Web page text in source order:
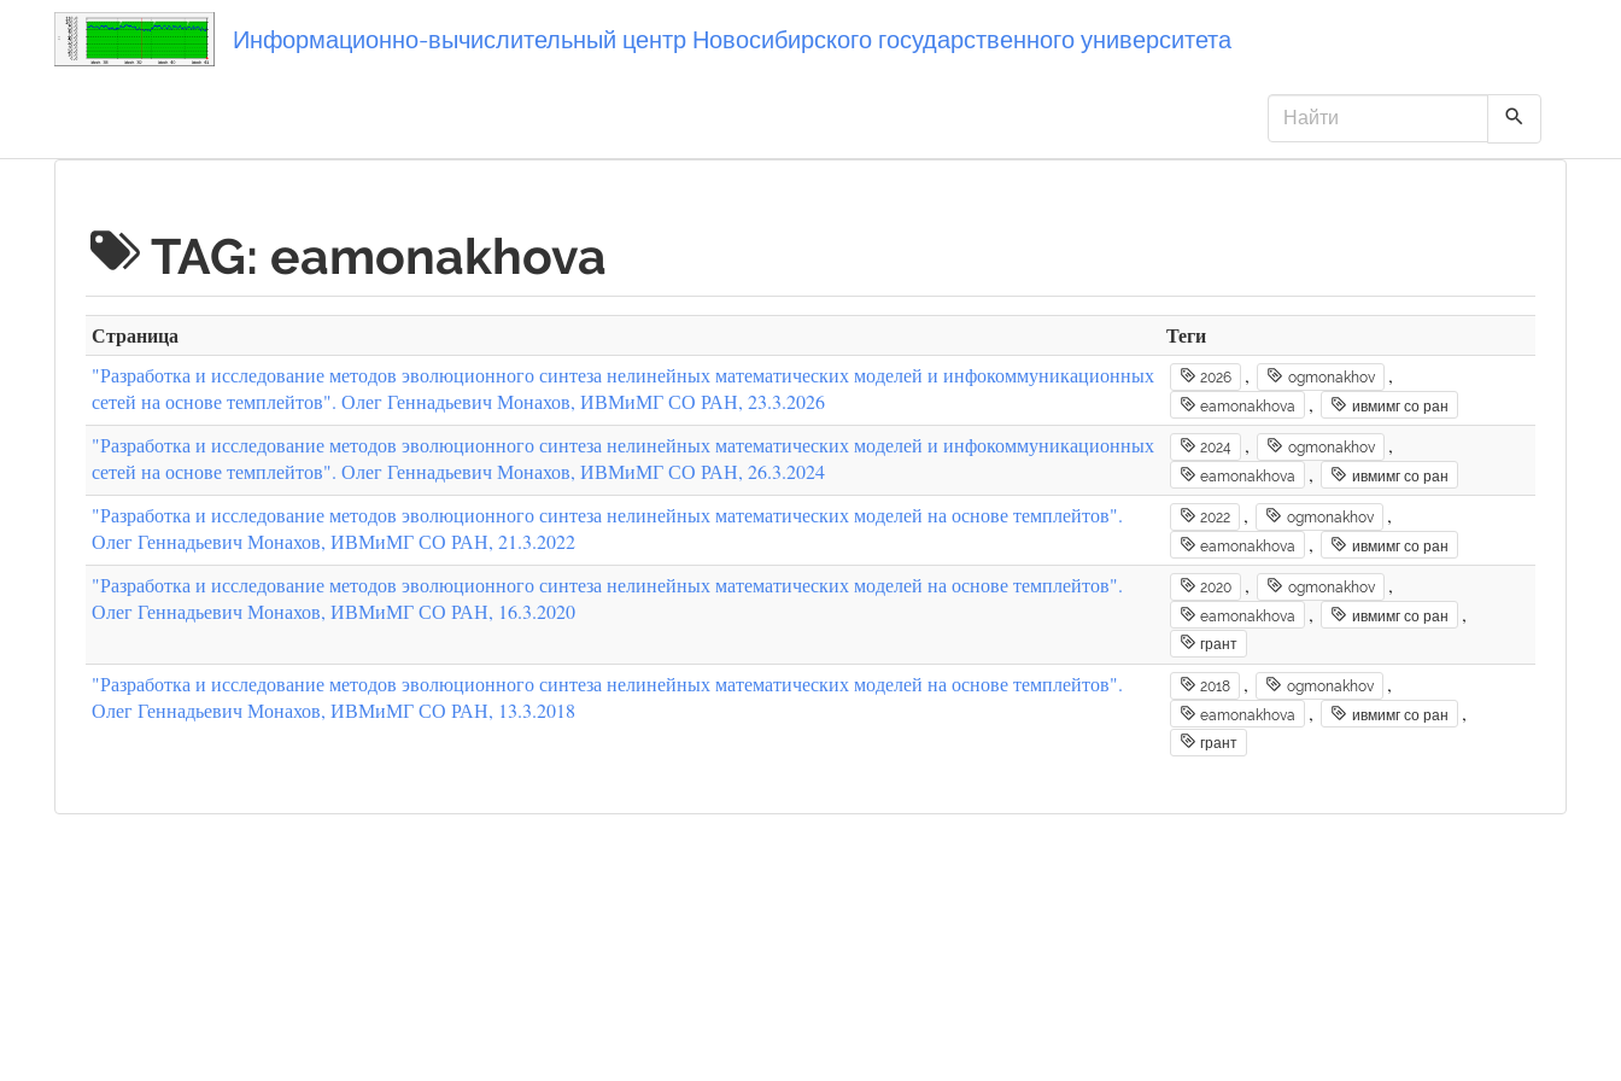
Информационно-вычислительный центр Новосибирского государственного университета
TAG: eamonakhova
Страница Теги
"Разработка и исследование методов эволюционного синтеза нелинейных математических моделей и инфокоммуникационных
сетей на основе темплейтов". Олег Геннадьевич Монахов, ИВМиМГ СО РАН, 23.3.2026
2026 , ogmonakhov ,
eamonakhova , ивмимг со ран
"Разработка и исследование методов эволюционного синтеза нелинейных математических моделей и инфокоммуникационных
сетей на основе темплейтов". Олег Геннадьевич Монахов, ИВМиМГ СО РАН, 26.3.2024
2024 , ogmonakhov ,
eamonakhova , ивмимг со ран
"Разработка и исследование методов эволюционного синтеза нелинейных математических моделей на основе темплейтов".
Олег Геннадьевич Монахов, ИВМиМГ СО РАН, 21.3.2022
2022 , ogmonakhov ,
eamonakhova , ивмимг со ран
"Разработка и исследование методов эволюционного синтеза нелинейных математических моделей на основе темплейтов".
Олег Геннадьевич Монахов, ИВМиМГ СО РАН, 16.3.2020
2020 , ogmonakhov ,
eamonakhova , ивмимг со ран ,
грант
"Разработка и исследование методов эволюционного синтеза нелинейных математических моделей на основе темплейтов".
Олег Геннадьевич Монахов, ИВМиМГ СО РАН, 13.3.2018
2018 , ogmonakhov ,
eamonakhova , ивмимг со ран ,
грант